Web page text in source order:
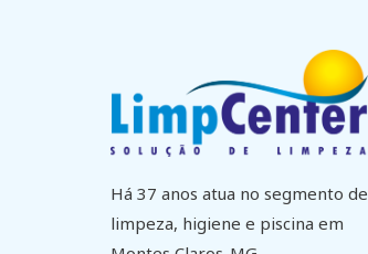
Há 37 anos atua no segmento de
limpeza, higiene e piscina em